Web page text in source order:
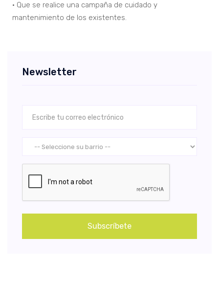
• Que se realice una campaña de cuidado y
mantenimiento de los existentes.
Newsletter
Subscríbete